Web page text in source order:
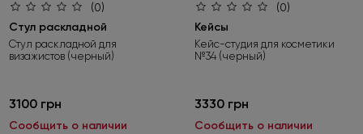
(0)
Стул раскладной
Стул раскладной для
визажистов (черный)
3100 грн
Сообщить о наличии
(0)
Кейсы
Кейс-студия для косметики
№34 (черный)
3330 грн
Сообщить о наличии